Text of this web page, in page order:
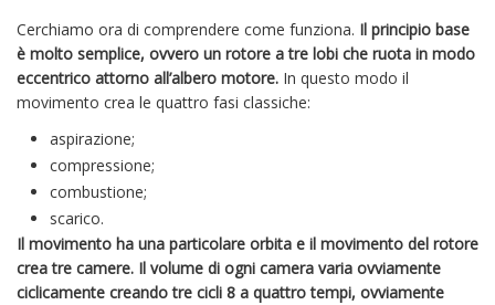
Cerchiamo ora di comprendere come funziona. Il principio base
è molto semplice, ovvero un rotore a tre lobi che ruota in modo
eccentrico attorno all’albero motore. In questo modo il
movimento crea le quattro fasi classiche:
aspirazione;
compressione;
combustione;
scarico.
Il movimento ha una particolare orbita e il movimento del rotore
crea tre camere. Il volume di ogni camera varia ovviamente
ciclicamente creando tre cicli 8 a quattro tempi, ovviamente